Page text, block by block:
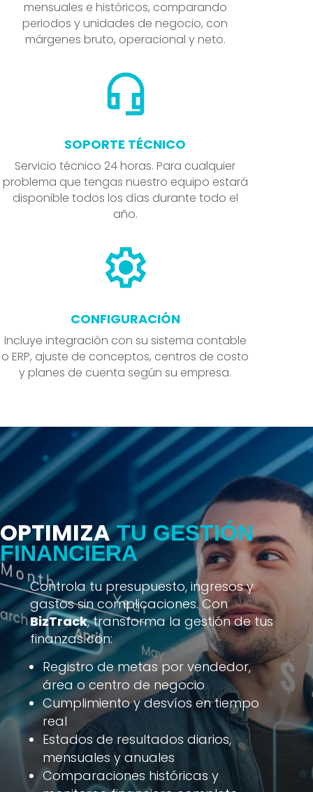
mensuales e históricos, comparando
periodos y unidades de negocio, con
márgenes bruto, operacional y neto.
SOPORTE TÉCNICO
Servicio técnico 24 horas. Para cualquier
problema que tengas nuestro equipo estará
disponible todos los días durante todo el
año.
CONFIGURACIÓN
Incluye integración con su sistema contable
o ERP, ajuste de conceptos, centros de costo
y planes de cuenta según su empresa.
OPTIMIZATU GESTIÓN
FINANCIERA
Controla tu presupuesto, ingresos y
gastos sin complicaciones. Con
BizTrack, transforma la gestión de tus
finanzas con:
Registro de metas por vendedor,
área o centro de negocio
Cumplimiento y desvíos en tiempo
real
Estados de resultados diarios,
mensuales y anuales
Comparaciones históricas y